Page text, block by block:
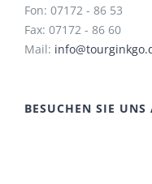
Fon: 07172 - 86 53
Fax: 07172 - 86 60
Mail:
BESUCHEN SIE UNS